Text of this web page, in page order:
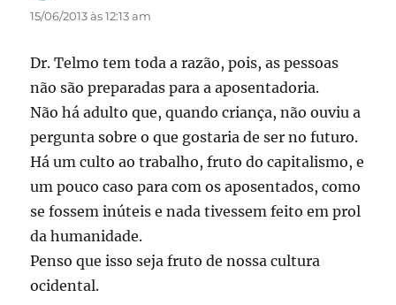
15/06/2013 às 12:13 am
Dr. Telmo tem toda a razão, pois, as pessoas
não são preparadas para a aposentadoria.
Não há adulto que, quando criança, não ouviu a
pergunta sobre o que gostaria de ser no futuro.
Há um culto ao trabalho, fruto do capitalismo, e
um pouco caso para com os aposentados, como
se fossem inúteis e nada tivessem feito em prol
da humanidade.
Penso que isso seja fruto de nossa cultura
ocidental.